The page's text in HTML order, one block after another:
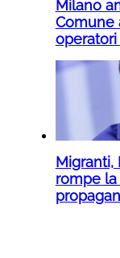
Milano
Comune
operatori
Migranti,
rompe